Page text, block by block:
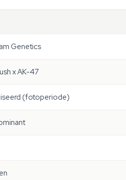
Genetics
x AK-47
(fotoperiode)